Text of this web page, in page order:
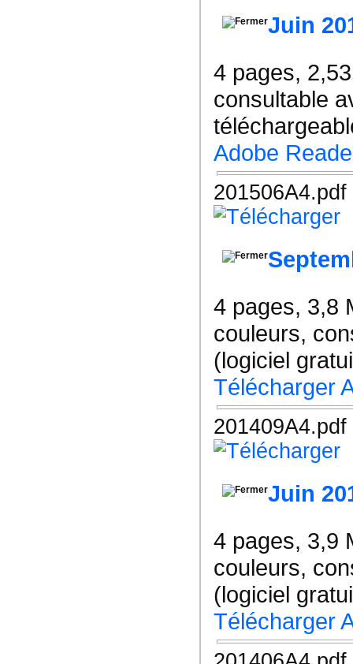
Juin
4 pages,
consultable
Adobe
201506A4.pdf
4 pages, 3,8
couleurs,
(logiciel
Télécharger
201409A4.pdf
Juin
4 pages, 3,9
couleurs,
(logiciel
Télécharger